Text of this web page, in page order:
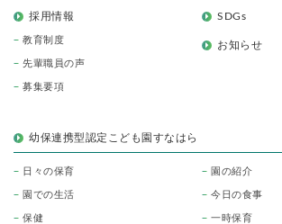
採用情報
教育制度
先輩職員の声
募集要項
SDGs
お知らせ
幼保連携型認定こども園すなはら
日々の保育 園の紹介
園での生活 今日の食事
保健 一時保育